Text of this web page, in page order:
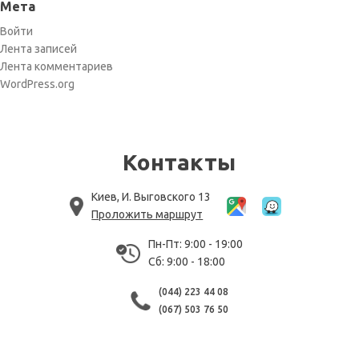
Мета
Войти
Лента записей
Лента комментариев
WordPress.org
Контакты
Киев, И. Выговского 13
Проложить маршрут
Пн-Пт: 9:00 - 19:00
Сб: 9:00 - 18:00
(044) 223 44 08
(067) 503 76 50